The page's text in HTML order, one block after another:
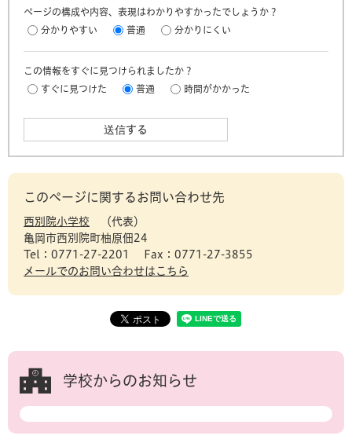
ページの構成や内容、表現はわかりやすかったでしょうか？
分かりやすい
普通 分かりにくい
この情報をすぐに見つけられましたか？
すぐに見つけた
普通 時間がかかった
このページに関するお問い合わせ先
西別院小学校
代表
亀岡市西別院町柚原佃24
Tel：0771-27-2201
Fax：0771-27-3855
メールでのお問い合わせはこちら
学校からのお知らせ